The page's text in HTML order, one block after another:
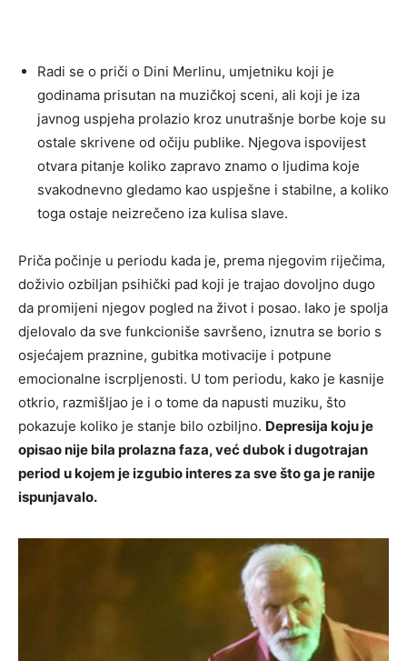
Radi se o priči o Dini Merlinu, umjetniku koji je
godinama prisutan na muzičkoj sceni, ali koji je iza
javnog uspjeha prolazio kroz unutrašnje borbe koje su
ostale skrivene od očiju publike. Njegova ispovijest
otvara pitanje koliko zapravo znamo o ljudima koje
svakodnevno gledamo kao uspješne i stabilne, a koliko
toga ostaje neizrečeno iza kulisa slave.
Priča počinje u periodu kada je, prema njegovim riječima,
doživio ozbiljan psihički pad koji je trajao dovoljno dugo
da promijeni njegov pogled na život i posao. Iako je spolja
djelovalo da sve funkcioniše savršeno, iznutra se borio s
osjećajem praznine, gubitka motivacije i potpune
emocionalne iscrpljenosti. U tom periodu, kako je kasnije
otkrio, razmišljao je i o tome da napusti muziku, što
pokazuje koliko je stanje bilo ozbiljno. Depresija koju je
opisao nije bila prolazna faza, već dubok i dugotrajan
period u kojem je izgubio interes za sve što ga je ranije
ispunjavalo.